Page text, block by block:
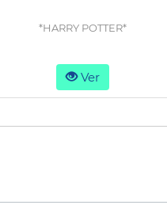
*HARRY POTTER*
Ver